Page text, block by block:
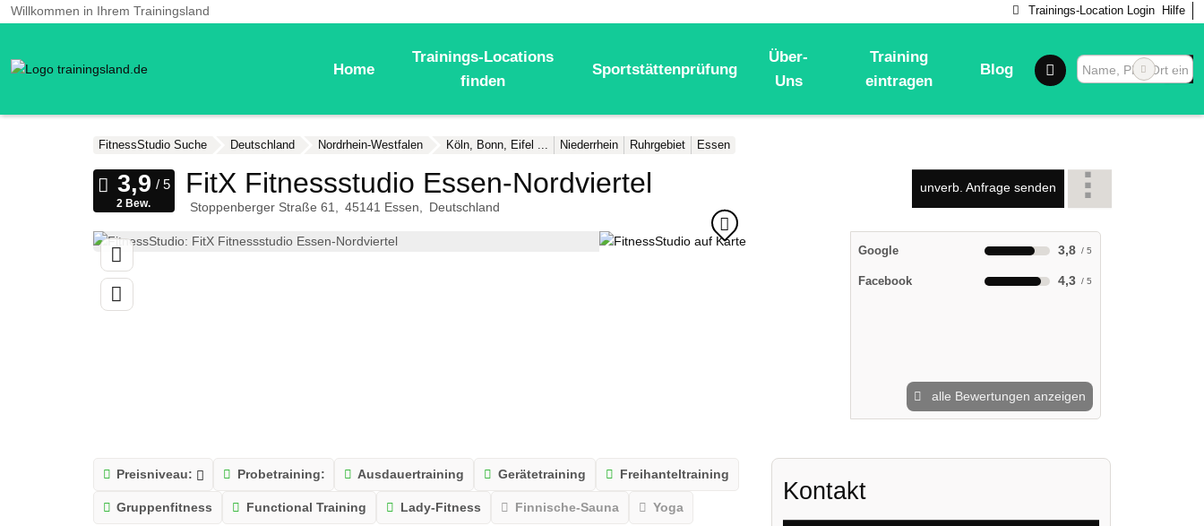
Willkommen in Ihrem Trainingsland Trainings-Location Login Hilfe
Home
Trainings-Locations
finden
Sportstättenprüfung
Über-
Uns
Training
eintragen
Blog
FitnessStudio Suche Deutschland Nordrhein-Westfalen Köln, Bonn, Eifel ... Niederrhein Ruhrgebiet Essen
FitX Fitnessstudio Essen-Nordviertel
Stoppenberger Straße 61 45141 Essen Deutschland
unverb. Anfrage senden
2 Bew.
Google 3,8
Facebook 4,3
alle Bewertungen anzeigen
Preisniveau: Probetraining: Ausdauertraining Gerätetraining Freihanteltraining
Gruppenfitness Functional Training Lady-Fitness Finnische-Sauna Yoga
Kontakt